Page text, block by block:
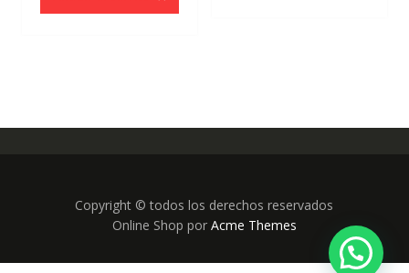
Copyright © todos los derechos reservados
Online Shop por Acme Themes